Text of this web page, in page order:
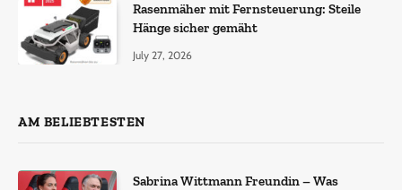
Rasenmäher mit Fernsteuerung: Steile
Hänge sicher gemäht
July 27, 2026
AM BELIEBTESTEN
Sabrina Wittmann Freundin – Was